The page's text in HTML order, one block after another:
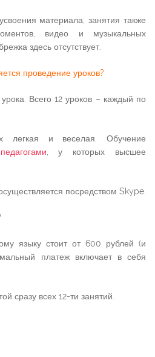
материала, занятия также
видео и музыкальных
здесь отсутствует.
проведение уроков?
Всего 12 уроков – каждый по
легкая и веселая. Обучение
педагогами, у которых высшее
посредством Skype.
языку стоит от 600 рублей (и
платеж включает в себя
сразу всех 12-ти занятий.